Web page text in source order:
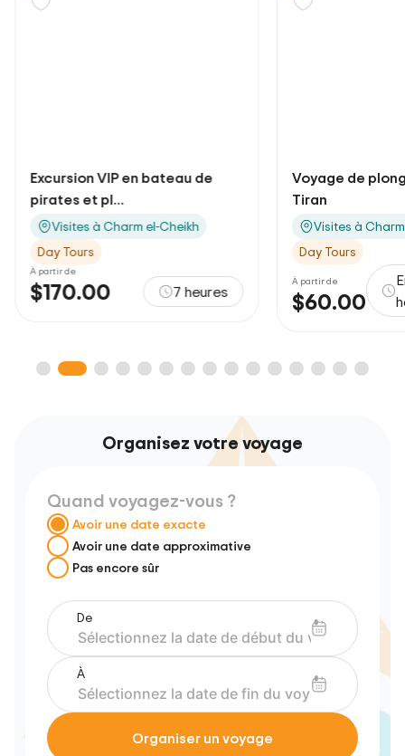
Excursion VIP en bateau de
pirates et pl...
Visites à Charm el-Cheikh
Day Tours
À partir de
$170.00 7 heures
Voyage de
Tiran
Visites à
Day Tours
À partir de
$60.00
Organisez votre voyage
Quand voyagez-vous ?
Avoir une date exacte
Avoir une date approximative
Pas encore sûr
De
À
Organiser un voyage